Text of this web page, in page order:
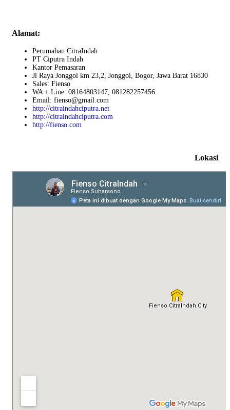
Alamat:
Perumahan CitraIndah
PT Ciputra Indah
Kantor Pemasaran
Jl Raya Jonggol km 23,2, Jonggol, Bogor, Jawa Barat 16830
Sales: Fienso
WA + Line: 08164803147, 081282257456
Email: fienso@gmail.com
http://citraindahciputra.net
http://citraindahciputra.com
http://fienso.com
Lokasi